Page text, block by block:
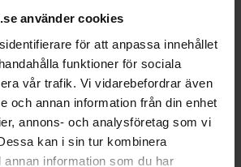
använder cookies
för att anpassa innehållet
funktioner för sociala
vår trafik. Vi vidarebefordrar även
och annan information från din enhet
annons- och analysföretag som vi
kan i sin tur kombinera
annan information som du har
44 00
Stockholm